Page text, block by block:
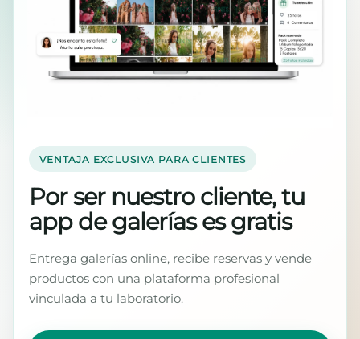
VENTAJA EXCLUSIVA PARA CLIENTES
Por ser nuestro cliente, tu
app de galerías es gratis
Entrega galerías online, recibe reservas y vende
productos con una plataforma profesional
vinculada a tu laboratorio.